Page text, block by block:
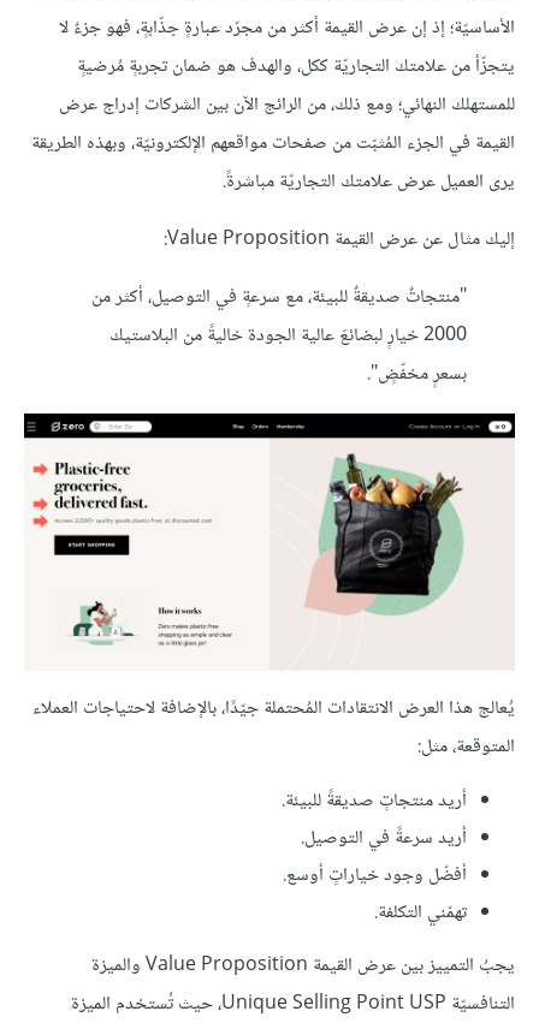
الأساسيّة؛ إذ إن عرض القيمة أكثر من مجرّد عبارةٍ جذّابةٍ، فهو جزءٌ لا
يتجزّأ من علامتك التجاريّة ككل، والهدف هو ضمان تجربةٍ مُرضيةٍ
للمستهلك النهائي؛ ومع ذلك، من الرائج الآن بين الشركات إدراج عرض
القيمة في الجزء المُثبّت من صفحات مواقعهم الإلكترونيّة، وبهذه الطريقة
يرى العميل عرض علامتك التجاريّة مباشرةً.
إليك مثال عن عرض القيمة Value Proposition:
"منتجاتٌ صديقةٌ للبيئة، مع سرعةٍ في التوصيل، أكثر من
2000 خيارٍ لبضائعَ عالية الجودة خاليةً من البلاستيك
بسعرٍ مخفّضٍ".
يُعالج هذا العرض الانتقادات المُحتملة جيّدًا، بالإضافة لاحتياجات العملاء
المتوقعة، مثل:
أريد منتجاتٍ صديقةً للبيئة.
أريد سرعةً في التوصيل.
أفضّل وجود خياراتٍ أوسع.
تهمّني التكلفة.
يجبُ التمييز بين عرض القيمة Value Proposition والميزة
التنافسيّة Unique Selling Point USP، حيث تُستخدم الميزة